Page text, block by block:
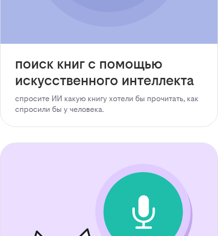
поиск книг с помощью
искусственного интеллекта
спросите ИИ какую книгу хотели бы прочитать, как
спросили бы у человека.